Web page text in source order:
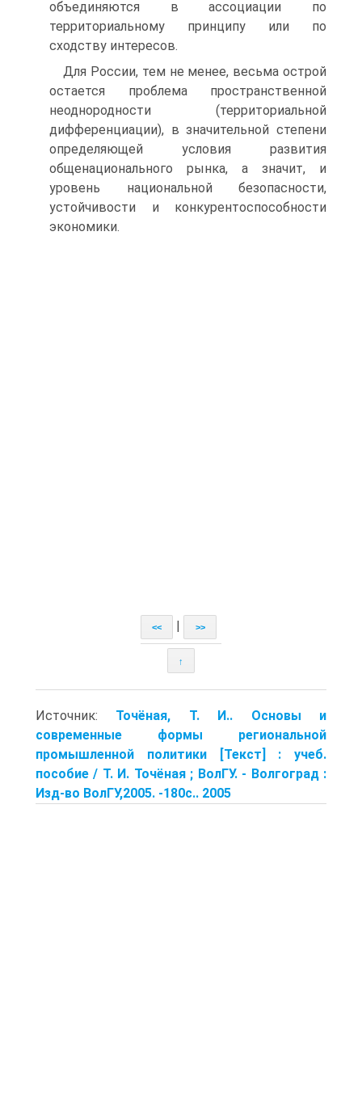
объединяются в ассоциации по
территориальному принципу или по
сходству интересов.
Для России, тем не менее, весьма острой
остается проблема пространственной
неоднородности (территориальной
дифференциации), в значительной степени
определяющей условия развития
общенационального рынка, а значит, и
уровень национальной безопасности,
устойчивости и конкурентоспособности
экономики.
<< >>
↑
Источник: Точёная, Т. И.. Основы и
современные формы региональной
промышленной политики [Текст] : учеб.
пособие / Т. И. Точёная ; ВолГУ. - Волгоград :
Изд-во ВолГУ,2005. -180с.. 2005